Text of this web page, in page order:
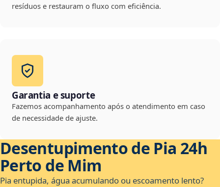
resíduos e restauram o fluxo com eficiência.
Garantia e suporte
Fazemos acompanhamento após o atendimento em caso
de necessidade de ajuste.
Desentupimento de Pia 24h
Perto de Mim
Pia entupida, água acumulando ou escoamento lento?